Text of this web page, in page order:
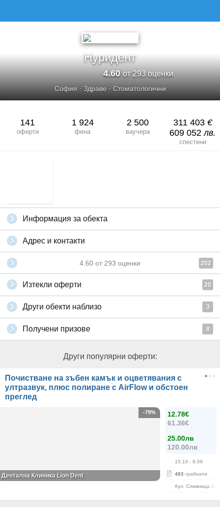
Нуридент
4.60от 293 оценки
София· Здраве· Стоматологични
141
оферти
1 924
фена
2 500
ваучера
311 403 €
609 052лв.
спестени
Информация за обекта
Адрес и контакти
4.60 от 293 оценки 202
Изтекли оферти 20
Други обекти наблизо 3
Получени призове 8
Други популярни оферти:
Почистване на зъбен камък и оцветявания с
ултразвук, плюс полиране с AirFlow и обстоен
преглед
12.78€
61.36€
25.00лв
120.00лв
15.10 - 8.09
483 грабнати
бул. Сливница 215
-79%
Дентална Клиника Lion Dent